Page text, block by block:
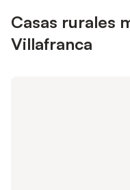
Casas rurales
Villafranca